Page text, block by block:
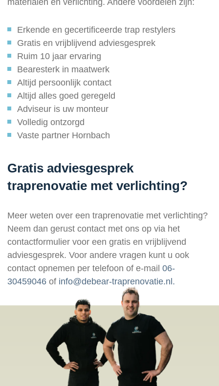
Erkende en gecertificeerde trap restylers
Gratis en vrijblijvend adviesgesprek
Ruim 10 jaar ervaring
Bearesterk in maatwerk
Altijd persoonlijk contact
Altijd alles goed geregeld
Adviseur is uw monteur
Volledig ontzorgd
Vaste partner Hornbach
Gratis adviesgesprek
traprenovatie met verlichting?
Meer weten over een traprenovatie met verlichting?
Neem dan gerust contact met ons op via het
contactformulier voor een gratis en vrijblijvend
adviesgesprek. Voor andere vragen kunt u ook
contact opnemen per telefoon of e-mail 06-
30459046 of info@debear-traprenovatie.nl.